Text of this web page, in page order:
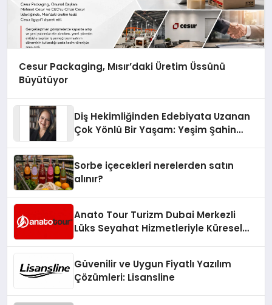
Cesur Packaging, Mısır’daki Üretim Üssünü
Büyütüyor
Diş Hekimliğinden Edebiyata Uzanan
Çok Yönlü Bir Yaşam: Yeşim Şahin
Sorbe içecekleri nerelerden satın
alınır?
Anato Tour Turizm Dubai Merkezli
Lüks Seyahat Hizmetleriyle Küresel
Güvenilir ve Uygun Fiyatlı Yazılım
Çözümleri: Lisansline